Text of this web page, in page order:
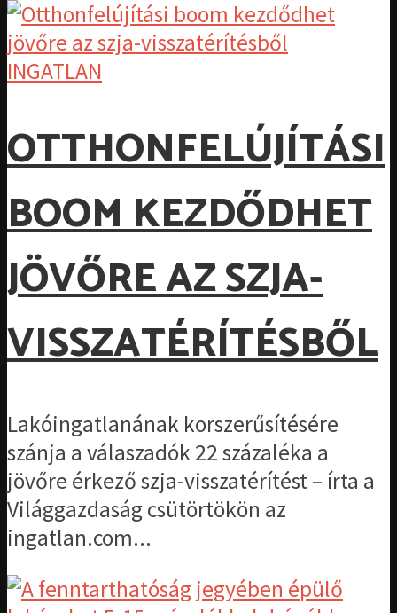
INGATLAN
OTTHONFELÚJÍTÁSI
BOOM KEZDŐDHET
JÖVŐRE AZ SZJA-
VISSZATÉRÍTÉSBŐL
Lakóingatlanának korszerűsítésére
szánja a válaszadók 22 százaléka a
jövőre érkező szja-visszatérítést – írta a
Világgazdaság csütörtökön az
ingatlan.com...